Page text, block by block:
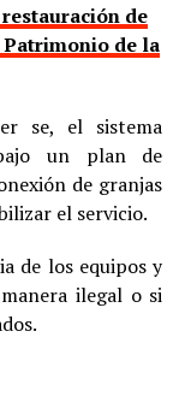
de
de la
se, el sistema
un plan de
de granjas
el servicio.
de los equipos y
ilegal o si